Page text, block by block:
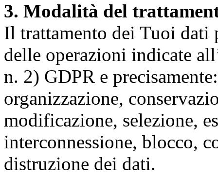
3. Modalità del
Il trattamento dei Tuoi dati
delle operazioni indicate
n. 2) GDPR e
organizzazione,
modificazione, selezione,
interconnessione, blocco,
distruzione dei dati.